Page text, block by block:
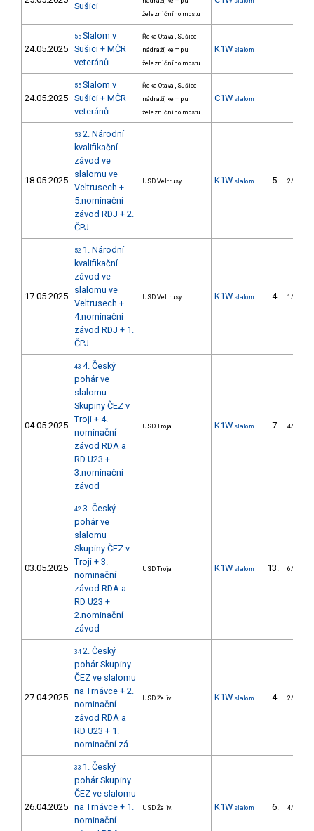
Sušici
železničního mostu
24.05.2025
55 Slalom v
Sušici + MČR
veteránů
Řeka Otava , Sušice -
nádraží, kemp u
železničního mostu
K1W slalom
24.05.2025
55 Slalom v
Sušici + MČR
veteránů
Řeka Otava , Sušice -
nádraží, kemp u
železničního mostu
C1W slalom
18.05.2025
53 2. Národní
kvalifikační
závod ve
slalomu ve
Veltrusech +
5.nominační
závod RDJ + 2.
ČPJ
USD Veltrusy K1W slalom 5. 2/U23
17.05.2025
52 1. Národní
kvalifikační
závod ve
slalomu ve
Veltrusech +
4.nominační
závod RDJ + 1.
ČPJ
USD Veltrusy K1W slalom 4. 1/U23
04.05.2025
43 4. Český
pohár ve
slalomu
Skupiny ČEZ v
Troji + 4.
nominační
závod RDA a
RD U23 +
3.nominační
závod
USD Troja K1W slalom 7. 4/U23
03.05.2025
42 3. Český
pohár ve
slalomu
Skupiny ČEZ v
Troji + 3.
nominační
závod RDA a
RD U23 +
2.nominační
závod
USD Troja K1W slalom 13. 6/U23
27.04.2025
34 2. Český
pohár Skupiny
ČEZ ve slalomu
na Trnávce + 2.
nominační
závod RDA a
RD U23 + 1.
nominační zá
USD Želiv. K1W slalom 4. 2/U23
26.04.2025
33 1. Český
pohár Skupiny
ČEZ ve slalomu
na Trnávce + 1.
nominační
USD Želiv. K1W slalom 6. 4/U23